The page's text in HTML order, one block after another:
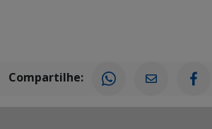
Compartilhe: